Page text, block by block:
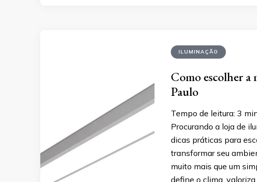
ILUMINAÇÃO
Como escolher a
Paulo
Tempo de leitura: 3
Procurando a loja de
dicas práticas para
transformar seu
muito mais que um
define o clima,